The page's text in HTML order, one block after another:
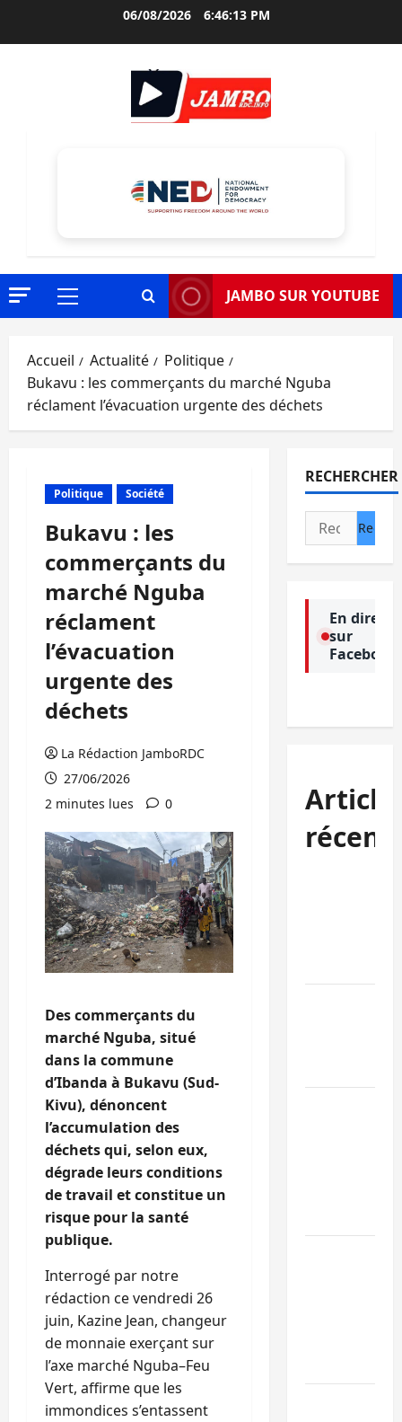
06/08/2026 6:46:14 PM
Menu
JAMBO SUR YOUTUBE
Accueil Actualité
Politique
Bukavu : les commerçants du marché Nguba
réclament l’évacuation urgente des déchets
Politique Société
Bukavu : les
commerçants du
marché Nguba
réclament
l’évacuation
urgente des
déchets
La Rédaction JamboRDC
27/06/2026
2 minutes lues
0
Des commerçants du
marché Nguba, situé
dans la commune
d’Ibanda à Bukavu (Sud-
Kivu), dénoncent
l’accumulation des
déchets qui, selon eux,
dégrade leurs conditions
de travail et constitue un
risque pour la santé
publique.
Interrogé par notre
rédaction ce vendredi 26
juin, Kazine Jean, changeur
de monnaie exerçant sur
l’axe marché Nguba–Feu
Vert, affirme que les
immondices s’entassent
RECHERCHER
Rechercher :
En direct
sur
Facebook